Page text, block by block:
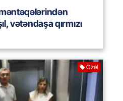
vətəndaşa qırmızı
Özəl